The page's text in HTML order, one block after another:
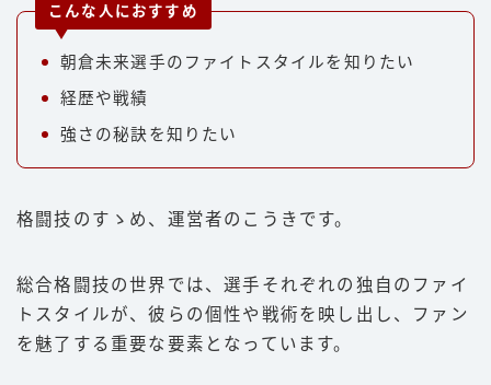
グラップリング
選手
朝倉未来
井上尚弥
平本蓮
ファイトスタイル
こんな人におすすめ
朝倉未来選手のファイトスタイルを知りたい
経歴や戦績
強さの秘訣を知りたい
格闘技のすゝめ、運営者のこうきです。
総合格闘技の世界では、選手それぞれの独自のファイ
トスタイルが、彼らの個性や戦術を映し出し、ファン
を魅了する重要な要素となっています。